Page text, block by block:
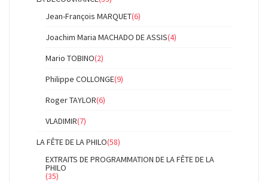
Jean-François MARQUET(6)
Joachim Maria MACHADO DE ASSIS(4)
Mario TOBINO(2)
Philippe COLLONGE(9)
Roger TAYLOR(6)
VLADIMIR(7)
LA FÊTE DE LA PHILO(58)
EXTRAITS DE PROGRAMMATION DE LA FÊTE DE LA
PHILO
(35)